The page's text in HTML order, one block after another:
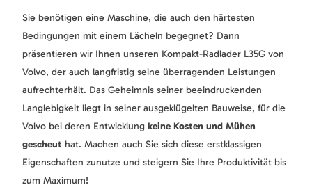
Sie benötigen eine Maschine, die auch den härtesten
Bedingungen mit einem Lächeln begegnet? Dann
präsentieren wir Ihnen unseren Kompakt-Radlader L35G von
Volvo, der auch langfristig seine überragenden Leistungen
aufrechterhält. Das Geheimnis seiner beeindruckenden
Langlebigkeit liegt in seiner ausgeklügelten Bauweise, für die
Volvo bei deren Entwicklung keine Kosten und Mühen
gescheut hat. Machen auch Sie sich diese erstklassigen
Eigenschaften zunutze und steigern Sie Ihre Produktivität bis
zum Maximum!